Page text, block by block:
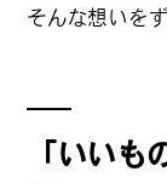
そんな想いを
「いいも